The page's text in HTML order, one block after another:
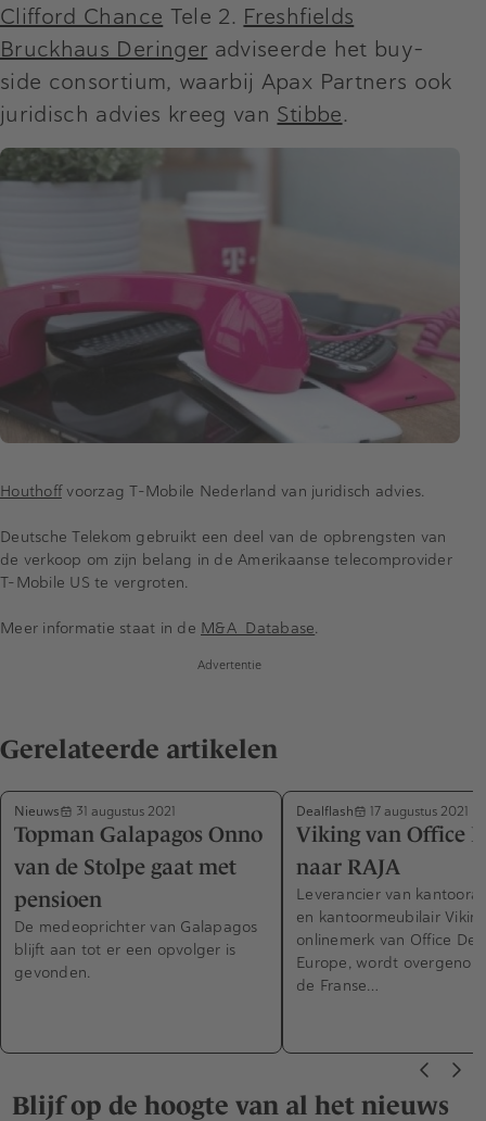
Clifford Chance Tele 2. Freshfields
Bruckhaus Deringer adviseerde het buy-
side consortium, waarbij Apax Partners ook
juridisch advies kreeg van Stibbe.
Houthoffvoorzag T-Mobile Nederland van juridisch advies.
Deutsche Telekom gebruikt een deel van de opbrengsten van
de verkoop om zijn belang in de Amerikaanse telecomprovider
T-Mobile US te vergroten.
Meer informatie staat in de M&A Database.
Advertentie
Gerelateerde artikelen
Nieuws 31 augustus 2021
Topman Galapagos Onno
van de Stolpe gaat met
pensioen
De medeoprichter van Galapagos
blijft aan tot er een opvolger is
gevonden.
Dealflash 17 augustus 2021
Viking van Office
naar RAJA
Leverancier van
en kantoormeubilair
onlinemerk van Office
Europe, wordt
de Franse…
Blijf op de hoogte van al het nieuws